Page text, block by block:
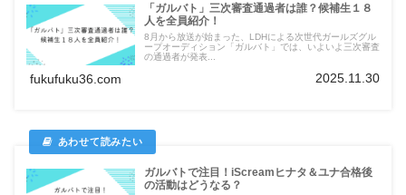
「ガルバト」三次審査通過者は誰？候補生１８
人を全員紹介！
8月から放送が始まった、LDHによる次世代ガールズグル
ープオーディション「ガルバト」では、いよいよ三次審査
の通過者が発表...
fukufuku36.com 2025.11.30
ガルバトで注目！iScreamヒナタ＆ユナ合格後
の活動はどうなる？